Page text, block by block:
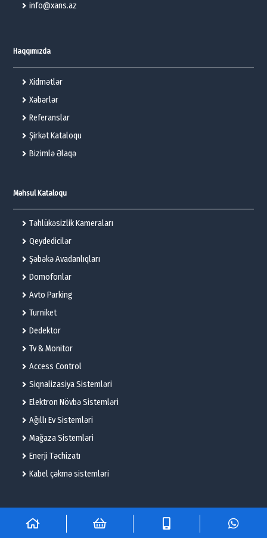
info@xans.az
Haqqımızda
Xidmətlər
Xəbərlər
Referanslar
Şirkət Kataloqu
Bizimlə Əlaqə
Məhsul Kataloqu
Təhlükəsizlik Kameraları
Qeydedicilər
Şəbəkə Avadanlıqları
Domofonlar
Avto Parking
Turniket
Dedektor
Tv & Monitor
Access Control
Siqnalizasiya Sistemləri
Elektron Növbə Sistemləri
Ağıllı Ev Sistemləri
Mağaza Sistemləri
Enerji Təchizatı
Kabel çəkmə sistemləri
© 2025 – Flame Technologies